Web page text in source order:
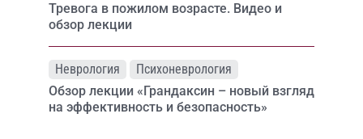
Тревога в пожилом возрасте. Видео и
обзор лекции
Неврология
Психоневрология
Обзор лекции «Грандаксин – новый взгляд
на эффективность и безопасность»